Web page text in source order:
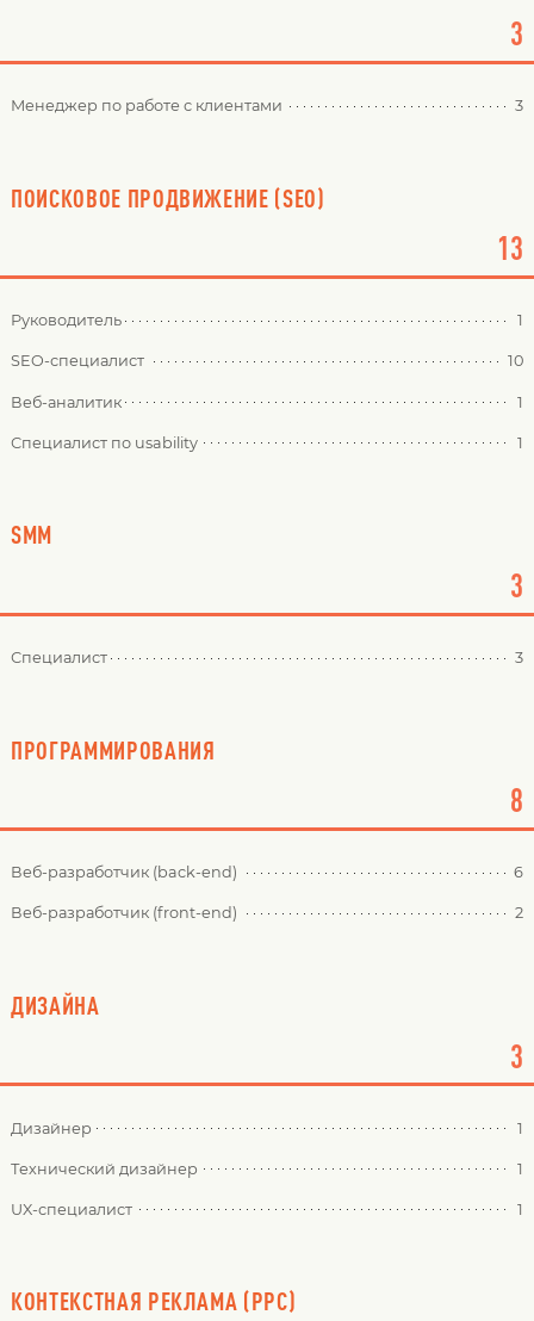
3
Менеджер по работе с клиентами 3
ПОИСКОВОЕ ПРОДВИЖЕНИЕ (SEO)
13
Руководитель 1
SEO-специалист 10
Веб-аналитик 1
Специалист по usability 1
SMM
3
Специалист 3
ПРОГРАММИРОВАНИЯ
8
Веб-разработчик (back-end) 6
Веб-разработчик (front-end) 2
ДИЗАЙНА
3
Дизайнер 1
Технический дизайнер 1
UX-специалист 1
КОНТЕКСТНАЯ РЕКЛАМА (PPC)